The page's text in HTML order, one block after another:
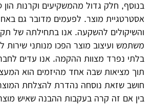
בנוסף, חלק גדול מהמשקיעים וקרנות הון
אסטרטגיית מוצר. לפעמים מדובר גם
והשיקולים להשקעה. אנו בתחילתה של
משתמש ועיצוב מוצר הפכו מנותני שירות
בלתי נפרד מצוות ההקמה. אנו עדים
תוך מציאות שבה אחד מהיזמים הוא
חושב שזאת נוסחה נהדרת להצלחת
בין אם זה קרה בעקבות ההבנה שאיש